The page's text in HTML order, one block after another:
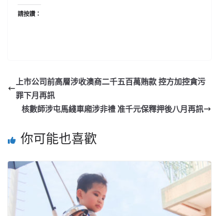
請按讚：
上市公司前高層涉收澳商二千五百萬賄款 控方加控貪污
罪下月再訊
核數師涉屯馬綫車廂涉非禮 准千元保釋押後八月再訊
你可能也喜歡